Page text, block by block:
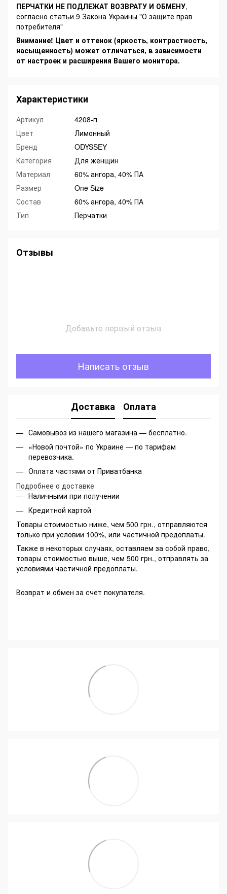
ПЕРЧАТКИ НЕ ПОДЛЕЖАТ ВОЗВРАТУ И ОБМЕНУ,
согласно статьи 9 Закона Украины "О защите прав
потребителя"
Внимание! Цвет и оттенок (яркость, контрастность,
насыщенность) может отличаться, в зависимости
от настроек и расширения Вашего монитора.
Характеристики
Артикул
4208-п
Цвет
Лимонный
Бренд
ODYSSEY
Категория
Для женщин
Материал
60% ангора, 40% ПА
Размер
One Size
Состав
60% ангора, 40% ПА
Тип
Перчатки
Отзывы
Добавьте первый отзыв
Написать отзыв
Доставка Оплата
Самовывоз из нашего магазина — бесплатно.
«Новой почтой» по Украине — по тарифам
перевозчика.
Оплата частями от Приватбанка
Подробнее о доставке
Наличными при получении
Кредитной картой
Товары стоимостью ниже, чем 500 грн., отправляются
только при условии 100%, или частичной предоплаты.
Также в некоторых случаях, оставляем за собой право,
товары стоимостью выше, чем 500 грн., отправлять за
условиями частичной предоплаты.
Возврат и обмен за счет покупателя.